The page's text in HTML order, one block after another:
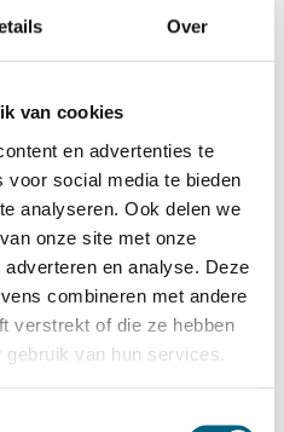
Over
van cookies
en advertenties te
voor social media te bieden
analyseren. Ook delen we
onze site met onze
en analyse. Deze
combineren met andere
verstrekt of die ze hebben
van hun services.
in 1883 leidde tot de bouw
met een winkel. Later
LIPS kluizen bij KluisLab
zijn officieel
aan de eisen van alle
Zo ook de kluizen van
of een kluis over deze
worden de kluizen